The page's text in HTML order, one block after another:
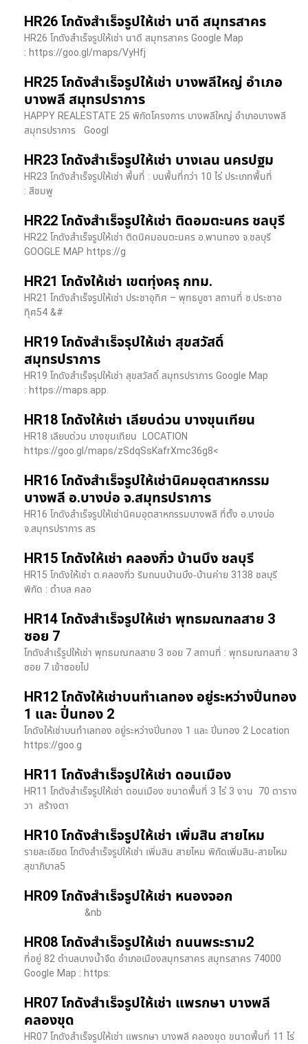
HR26 โกดังสำเร็จรูปให้เช่า นาดี สมุทรสาคร
HR26 โกดังสำเร็จรูปให้เช่า นาดี สมุทรสาคร Google Map
: https://goo.gl/maps/VyHfj
HR25 โกดังสำเร็จรูปให้เช่า บางพลีใหญ่ อำเภอ
บางพลี สมุทรปราการ
HAPPY REALESTATE 25 พิกัดโครงการ บางพลีใหญ่ อำเภอบางพลี
สมุทรปราการ Googl
HR23 โกดังสำเร็จรูปให้เช่า บางเลน นครปฐม
HR23 โกดังสำเร็จรูปให้เช่า พื้นที่ : บนพื้นที่กว่า 10 ไร่ ประเภทพื้นที่
: สีชมพู
HR22 โกดังสำเร็จรูปให้เช่า ติดอมตะนคร ชลบุรี
HR22 โกดังสำเร็จรูปให้เช่า ติดนิคมอมตะนคร อ.พานทอง จ.ชลบุรี
GOOGLE MAP https://g
HR21 โกดังให้เช่า เขตทุ่งครุ กทม.
HR21 โกดังสำเร็จรูปให้เช่า ประชาอุทิศ – พุทธบูชา สถานที่ ซ.ประชาอ
ทุิศ54 &#
HR19 โกดังสำเร็จรุปให้เช่า สุขสวัสดิ์
สมุทรปราการ
HR19 โกดังสำเร็จรุปให้เช่า สุขสวัสดิ์ สมุทรปราการ Google Map
: https://maps.app.
HR18 โกดังให้เช่า เลียบด่วน บางขุนเทียน
HR18 เลียบด่วน​ บางขุนเทียน​ LOCATION
https://goo.gl/maps/zSdqSsKafrXmc36g8<
HR16 โกดังสำเร็จรูปให้เช่านิคมอุตสาหกรรม
บางพลี อ.บางบ่อ จ.สมุทรปราการ
HR16 โกดังสำเร็จรูปให้เช่านิคมอุตสาหกรรมบางพลี ที่ตั้ง อ.บางบ่อ
จ.สมุทรปราการ สร
HR15 โกดังให้เช่า คลองกิ่ว บ้านบึง ชลบุรี
HR15 โกดังให้เช่า ต.คลองกิ่ว ริมถนนบ้านบึง-บ้านค่าย 3138 ชลบุรี
พิกัด : ตำบล คลอ
HR14 โกดังสำเร็จรูปให้เช่า พุทธมณฑลสาย 3
ซอย 7
โกดังสำเร็รูปให้เช่า พุทธมณฑลสาย 3 ซอย 7 สถานที่ : พุทธมณฑลสาย 3
ซอย 7 เข้าซอยไป
HR12 โกดังให้เช่าบนทำเลทอง อยู่ระหว่างปิ่นทอง
1 และ ปิ่นทอง 2
โกดังให้เช่าบนทำเลทอง อยู่ระหว่างปิ่นทอง 1 และ ปิ่นทอง 2 Location
https://goo.g
HR11 โกดังสำเร็จรูปให้เช่า ดอนเมือง
HR11 โกดังสำเร็จรูปให้เช่า ดอนเมือง ขนาดพื้นที่ 3 ไร่ 3 งาน 70 ตาราง
วา สร้างตา
HR10 โกดังสำเร็จรูปให้เช่า เพิ่มสิน สายไหม
รายละเอียด โกดังสำเร็จรูปให้เช่า เพิ่มสิน สายไหม พิกัดเพิ่มสิน-สายไหม
สุขาภิบาล5
HR09 โกดังสำเร็จรูปให้เช่า หนองจอก
&nb
HR08 โกดังสำเร็จรูปให้เช่า ถนนพระราม2
ที่อยู่ 82 ตำบลบางน้ำจืด อำเภอเมืองสมุทรสาคร สมุทรสาคร 74000
Google Map : https:
HR07 โกดังสำเร็จรูปให้เช่า แพรกษา บางพลี​
คลองขุด
HR07 โกดังสำเร็จรูปให้เช่า แพรกษา บางพลี​ คลองขุด ขนาดพื้นที่ 11 ไร่